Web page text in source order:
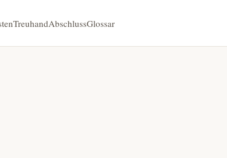
TreuhandAbschlussGlossar